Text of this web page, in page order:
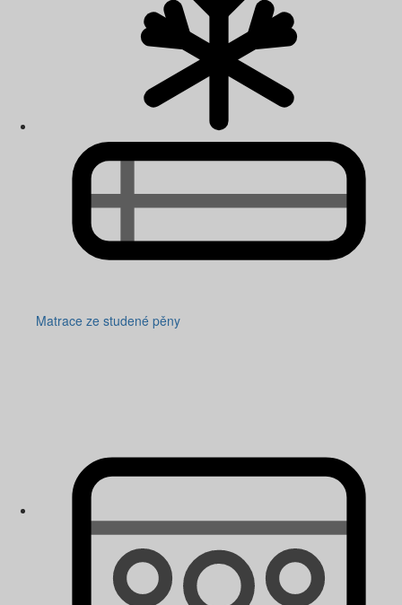
Matrace ze studené pěny